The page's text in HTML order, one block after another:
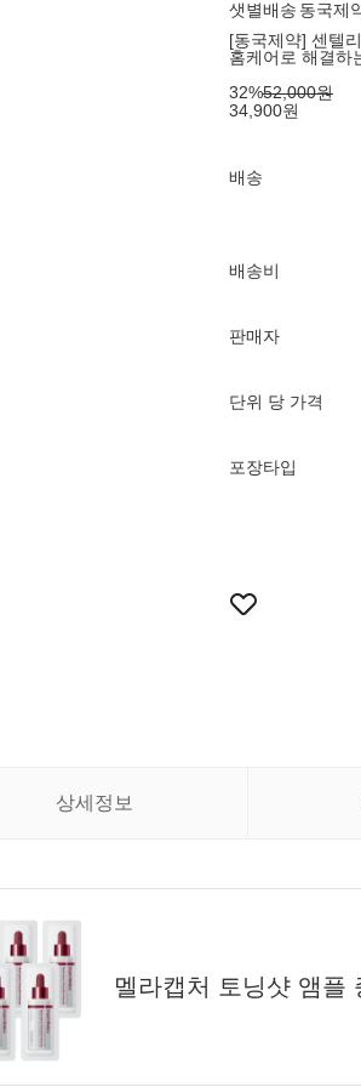
샛별배송 동국제
[동국제약] 센텔
홈케어로 해결하
32%52,000원
34,900원
배송
배송비
판매자
단위 당 가격
포장타입
상세정보
멜라캡처 토닝샷 앰플